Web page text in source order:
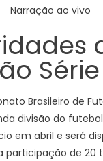
Narração ao vivo
Brasileiro de
divisão do
em abril e será
participação de 20